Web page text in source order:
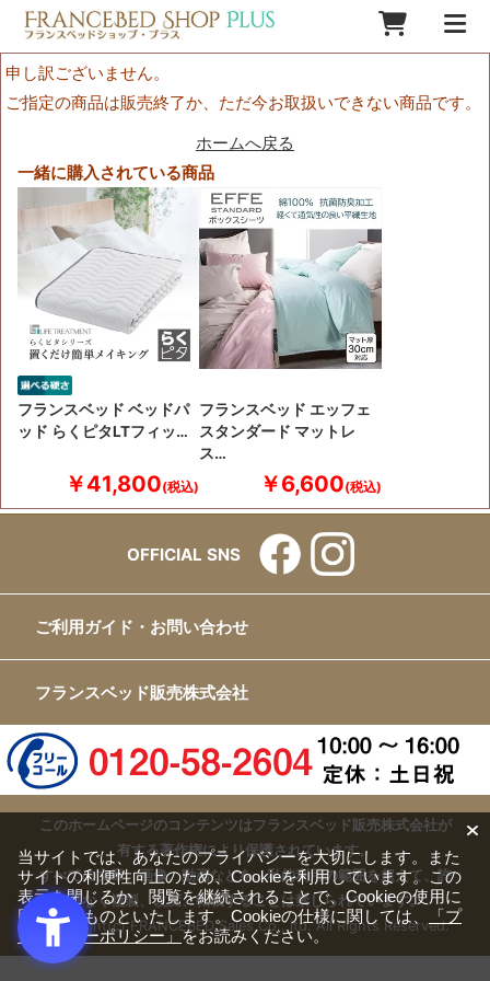
申し訳ございません。
ご指定の商品は販売終了か、ただ今お取扱いできない商品です。
ホームへ戻る
一緒に購入されている商品
フランスベッド ベッドパ
ッド らくピタLTフィッ…
￥41,800
フランスベッド エッフェ
スタンダード マットレ
ス…
￥6,600
OFFICIAL SNS
ご利用ガイド・お問い合わせ
フランスベッド販売株式会社
このホームページのコンテンツはフランスベッド販売株式会社が
有する著作権により保護されています。
すべての文章、画像、動画などを、私的利用の範囲を超えて、許
可なく複製、改変、転載することは禁じられています。
Copyright(c) FRANCEBED Sales Co., ltd. All Rights Reserved.
当サイトでは、あなたのプライバシーを大切にします。また
サイトの利便性向上のため、Cookieを利用しています。この
表示を閉じるか、閲覧を継続されることで、Cookieの使用に
同意するものといたします。Cookieの仕様に関しては、
「プ
ライバシーポリシー」をお読みください。